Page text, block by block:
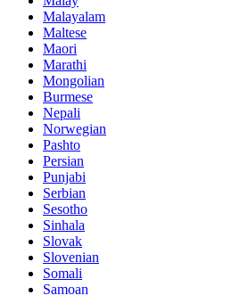
Malayalam
Maltese
Maori
Marathi
Mongolian
Burmese
Nepali
Norwegian
Pashto
Persian
Punjabi
Serbian
Sesotho
Sinhala
Slovak
Slovenian
Somali
Samoan